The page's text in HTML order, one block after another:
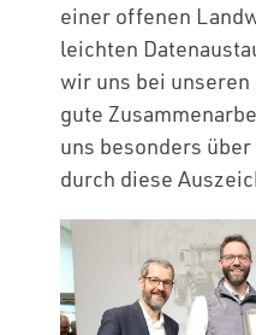
einer offenen
leichten
wir uns bei
gute
uns besonders
durch diese